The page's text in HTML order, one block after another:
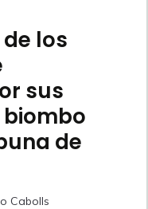
los
sus
biombo
de
Cabolls